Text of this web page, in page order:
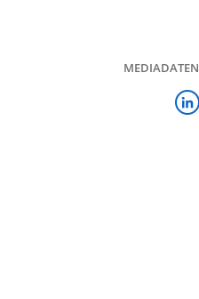
MEDIADATEN